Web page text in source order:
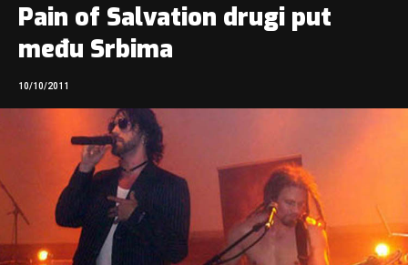
Pain of Salvation drugi put
među Srbima
10/10/2011